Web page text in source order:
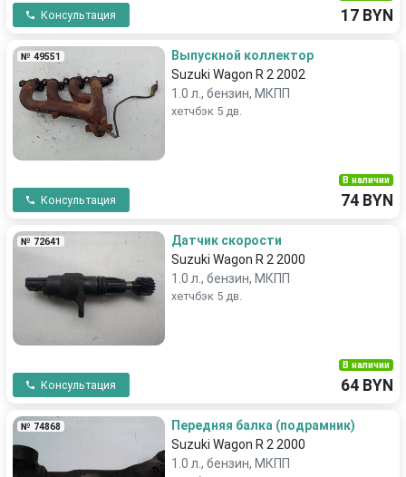
Консультация 17 BYN
№ 49551
Выпускной коллектор
Suzuki Wagon R 2 2002
1.0 л., бензин, МКПП
хетчбэк 5 дв.
Консультация
В наличии
74 BYN
№ 72641
Датчик скорости
Suzuki Wagon R 2 2000
1.0 л., бензин, МКПП
хетчбэк 5 дв.
Консультация
В наличии
64 BYN
№ 74868
Передняя балка (подрамник)
Suzuki Wagon R 2 2000
1.0 л., бензин, МКПП